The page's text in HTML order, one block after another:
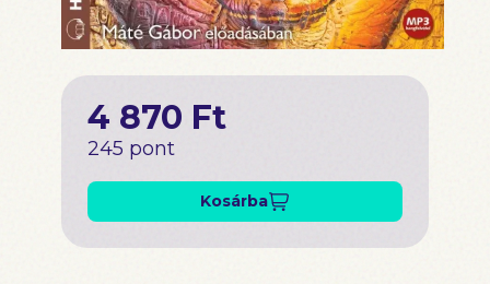
4 870 Ft
245 pont
Kosárba